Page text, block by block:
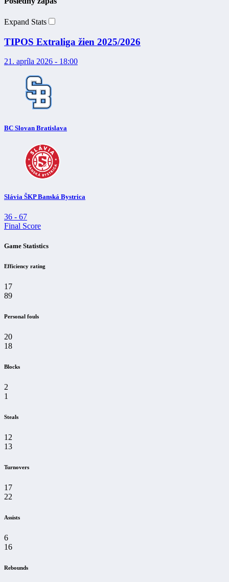
Expand Stats
TIPOS Extraliga žien 2025/2026
21. apríla 2026 - 18:00
BC Slovan Bratislava
Slávia ŠKP Banská Bystrica
36 - 67
Final Score
Game Statistics
Efficiency rating
17
89
Personal fouls
20
18
Blocks
2
1
Steals
12
13
Turnovers
17
22
Assists
6
16
Rebounds